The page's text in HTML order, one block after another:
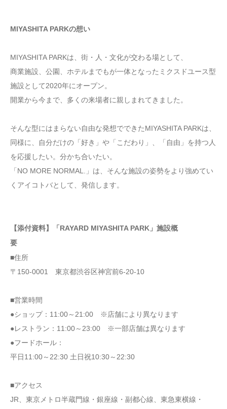
MIYASHITA PARKの想い
MIYASHITA PARKは、街・人・文化が交わる場として、
商業施設、公園、ホテルまでもが一体となったミクスドユース型
施設として2020年にオープン。
開業から今まで、多くの来場者に親しまれてきました。
そんな型にはまらない自由な発想でできたMIYASHITA PARKは、
同様に、自分だけの「好き」や「こだわり」、「自由」を持つ人
を応援したい。分かち合いたい。
「NO MORE NORMAL.」は、そんな施設の姿勢をより強めてい
くアイコトバとして、発信します。
【添付資料】「RAYARD MIYASHITA PARK」施設概
要
■住所
〒150-0001 東京都渋谷区神宮前6-20-10
■営業時間
●ショップ：11:00～21:00 ※店舗により異なります
●レストラン：11:00～23:00 ※一部店舗は異なります
●フードホール：
平日11:00～22:30 土日祝10:30～22:30
■アクセス
JR、東京メトロ半蔵門線・銀座線・副都心線、東急東横線・